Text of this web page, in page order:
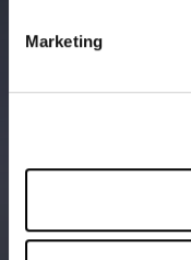
Marketing